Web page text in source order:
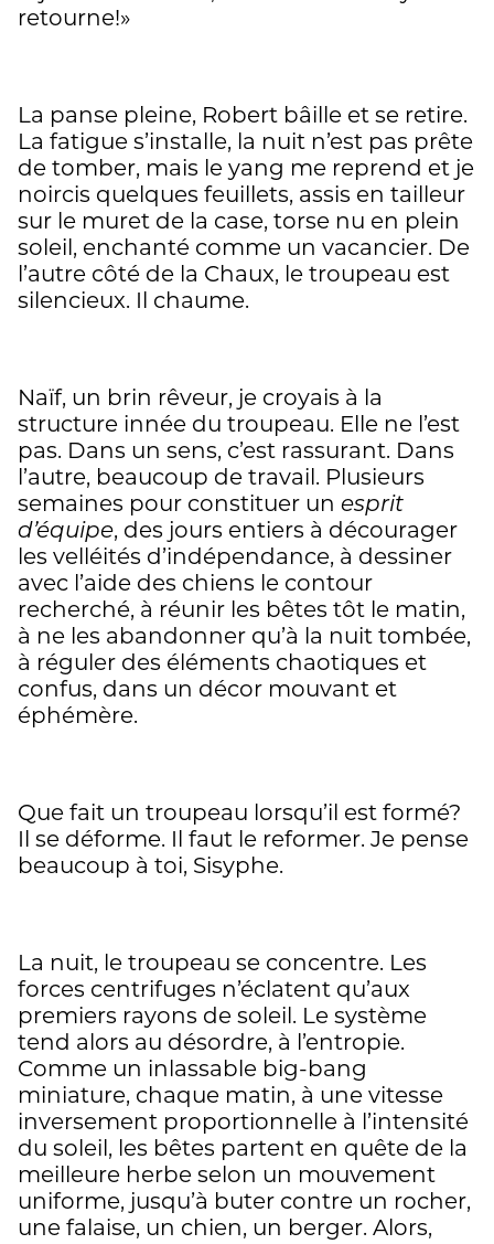
retourne!»
La panse pleine, Robert bâille et se retire.
La fatigue s’installe, la nuit n’est pas prête
de tomber, mais le yang me reprend et je
noircis quelques feuillets, assis en tailleur
sur le muret de la case, torse nu en plein
soleil, enchanté comme un vacancier. De
l’autre côté de la Chaux, le troupeau est
silencieux. Il chaume.
Naïf, un brin rêveur, je croyais à la
structure innée du troupeau. Elle ne l’est
pas. Dans un sens, c’est rassurant. Dans
l’autre, beaucoup de travail. Plusieurs
semaines pour constituer un esprit
d’équipe, des jours entiers à décourager
les velléités d’indépendance, à dessiner
avec l’aide des chiens le contour
recherché, à réunir les bêtes tôt le matin,
à ne les abandonner qu’à la nuit tombée,
à réguler des éléments chaotiques et
confus, dans un décor mouvant et
éphémère.
Que fait un troupeau lorsqu’il est formé?
Il se déforme. Il faut le reformer. Je pense
beaucoup à toi, Sisyphe.
La nuit, le troupeau se concentre. Les
forces centrifuges n’éclatent qu’aux
premiers rayons de soleil. Le système
tend alors au désordre, à l’entropie.
Comme un inlassable big-bang
miniature, chaque matin, à une vitesse
inversement proportionnelle à l’intensité
du soleil, les bêtes partent en quête de la
meilleure herbe selon un mouvement
uniforme, jusqu’à buter contre un rocher,
une falaise, un chien, un berger. Alors,